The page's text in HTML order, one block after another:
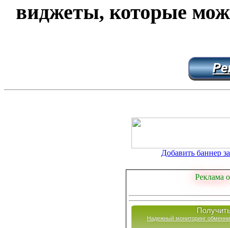
виджеты, которые
Добавить баннер
Реклама
Надежный мониторинг